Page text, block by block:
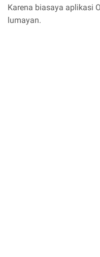
Karena biasaya aplikasi
lumayan.